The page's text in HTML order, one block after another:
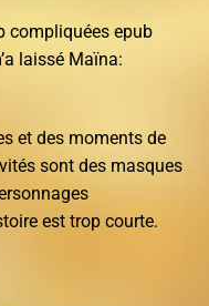
compliquées epub
laissé Maïna:
et des moments de
sont des masques
est trop courte.